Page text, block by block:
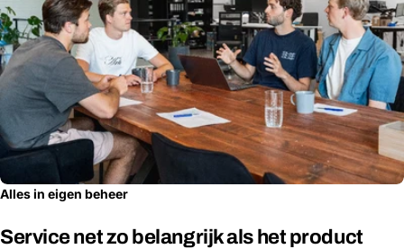
Alles in eigen beheer
Service net zo belangrijk als het product